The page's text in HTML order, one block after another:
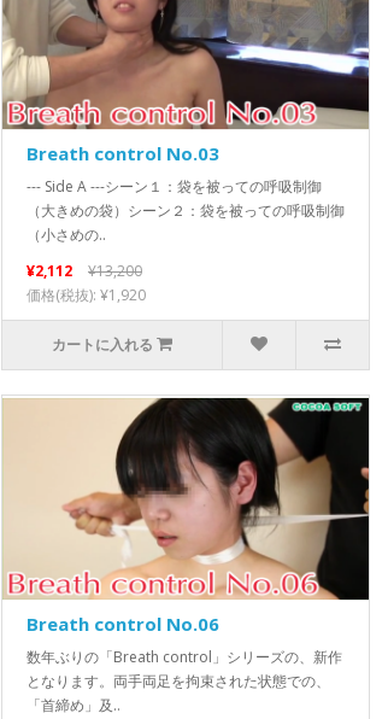
Breath control No.03
--- Side A ---シーン１：袋を被っての呼吸制御
（大きめの袋）シーン２：袋を被っての呼吸制御
（小さめの..
¥2,112
¥13,200
価格(税抜): ¥1,920
カートに入れる
Breath control No.06
数年ぶりの「Breath control」シリーズの、新作
となります。両手両足を拘束された状態での、
「首締め」及..